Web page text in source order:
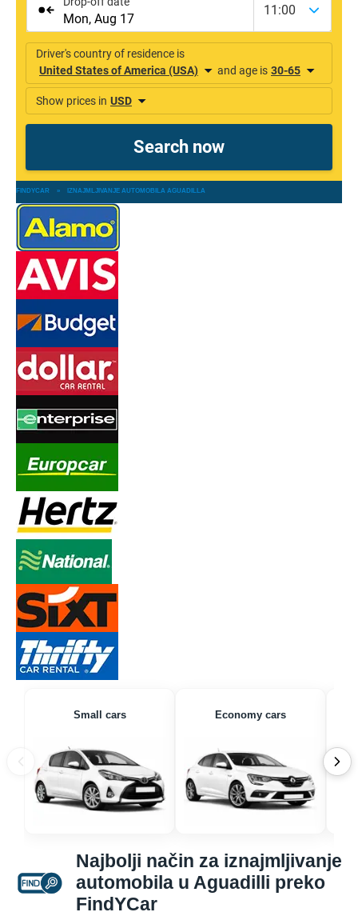
FINDYCAR » IZNAJMLJIVANJE AUTOMOBILA AGUADILLA
Small cars Economy cars
Najbolji način za iznajmljivanje
automobila u Aguadilli preko
FindYCar